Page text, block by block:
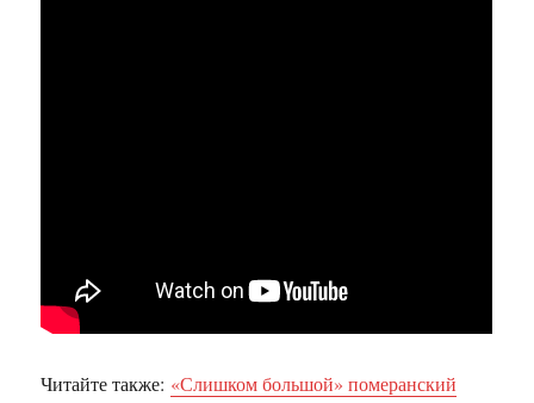
Читайте также: «Слишком большой» померанский